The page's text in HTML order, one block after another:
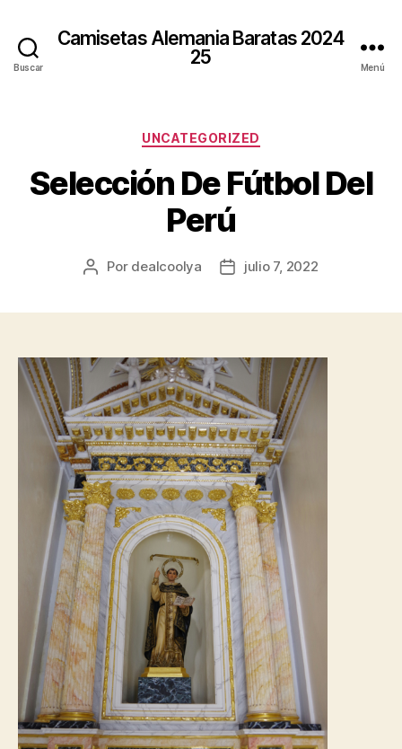
Buscar
Camisetas Alemania Baratas 2024
25
Menú
Categorías
UNCATEGORIZED
Selección De Fútbol Del
Perú
Autor
Por dealcoolya
Fechajulio 7, 2022